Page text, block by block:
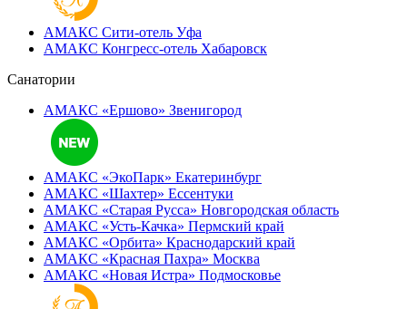
АМАКС Сити-отель Уфа
АМАКС Конгресс-отель Хабаровск
Санатории
АМАКС «Ершово» Звенигород
АМАКС «ЭкоПарк» Екатеринбург
АМАКС «‎Шахтер» Ессентуки
АМАКС «‎Старая Русса» Новгородская область
АМАКС «‎Усть-Качка» Пермский край
АМАКС «‎Орбита» Краснодарский край
АМАКС «‎Красная Пахра» Москва
АМАКС «‎Новая Истра» Подмосковье